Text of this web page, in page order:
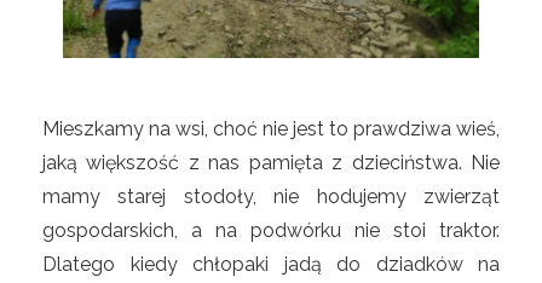
Mieszkamy na wsi, choć nie jest to prawdziwa wieś,
jaką większość z nas pamięta z dzieciństwa. Nie
mamy starej stodoły, nie hodujemy zwierząt
gospodarskich, a na podwórku nie stoi traktor.
Dlatego kiedy chłopaki jadą do dziadków na